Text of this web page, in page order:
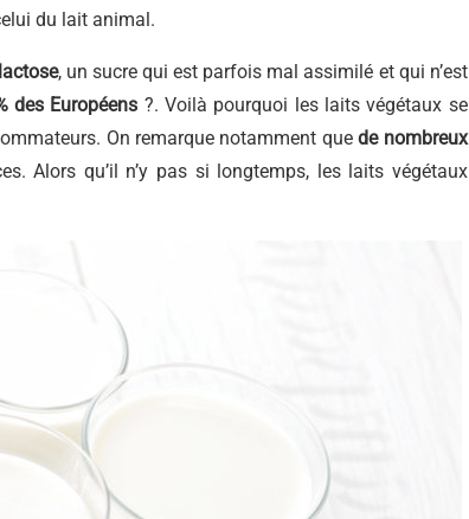
du lait animal.
, un sucre qui est parfois mal assimilé et qui n’est
des Européens ?. Voilà pourquoi les laits végétaux se
On remarque notamment quede nombreux
Alors qu’il n’y pas si longtemps, les laits végétaux